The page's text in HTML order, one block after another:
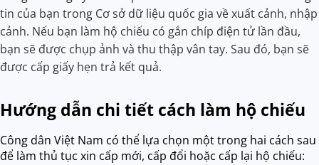
tin của bạn trong Cơ sở dữ liệu quốc gia về xuất cảnh, nhập
cảnh. Nếu bạn làm hộ chiếu có gắn chíp điện tử lần đầu,
bạn sẽ được chụp ảnh và thu thập vân tay. Sau đó, bạn sẽ
được cấp giấy hẹn trả kết quả.
Hướng dẫn chi tiết cách làm hộ chiếu
Công dân Việt Nam có thể lựa chọn một trong hai cách sau
để làm thủ tục xin cấp mới, cấp đổi hoặc cấp lại hộ chiếu: